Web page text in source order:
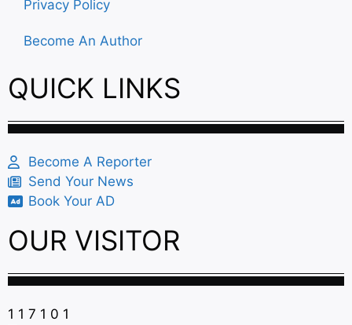
Privacy Policy
Become An Author
QUICK LINKS
Become A Reporter
Send Your News
Book Your AD
OUR VISITOR
1 1 7 1 0 1